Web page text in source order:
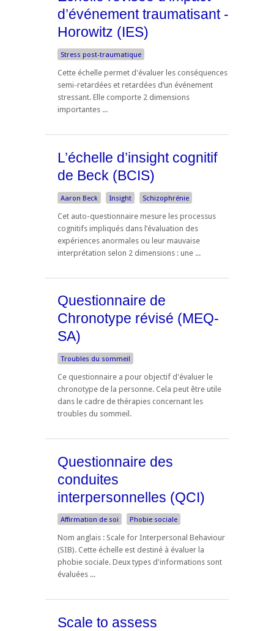
d’événement traumatisant -
Horowitz (IES)
Stress post-traumatique
Cette échelle permet d'évaluer les conséquences
semi-retardées et retardées d’un événement
stressant. Elle comporte 2 dimensions
importantes ...
L’échelle d’insight cognitif
de Beck (BCIS)
Aaron Beck Insight Schizophrénie
Cet auto-questionnaire mesure les processus
cognitifs impliqués dans l’évaluation des
expériences anormales ou leur mauvaise
interprétation selon 2 dimensions : une ...
Questionnaire de
Chronotype révisé (MEQ-
SA)
Troubles du sommeil
Ce questionnaire a pour objectif d'évaluer le
chronotype de la personne. Cela peut être utile
dans le cadre de thérapies concernant les
troubles du sommeil.
Questionnaire des
conduites
interpersonnelles (QCI)
Affirmation de soi Phobie sociale
Nom anglais : Scale for Interpersonal Behaviour
(SIB). Cette échelle est destiné à évaluer la
phobie sociale. Deux types d'informations sont
évaluées ...
Scale to assess